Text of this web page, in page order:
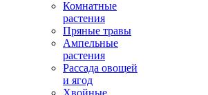
Комнатные
растения
Пряные травы
Ампельные
растения
Рассада овощей
и ягод
Хвойные